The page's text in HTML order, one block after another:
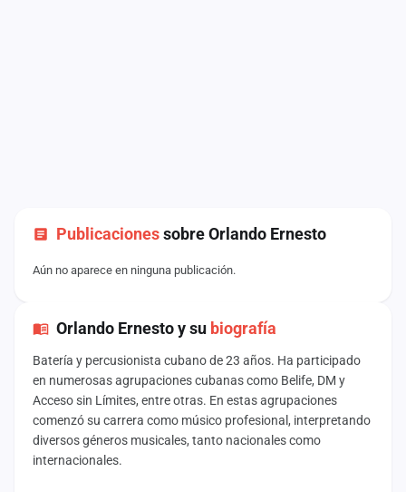
Publicacionessobre Orlando Ernesto
Aún no aparece en ninguna publicación.
Orlando Ernesto y su biografía
Batería y percusionista cubano de 23 años. Ha participado
en numerosas agrupaciones cubanas como Belife, DM y
Acceso sin Límites, entre otras. En estas agrupaciones
comenzó su carrera como músico profesional, interpretando
diversos géneros musicales, tanto nacionales como
internacionales.